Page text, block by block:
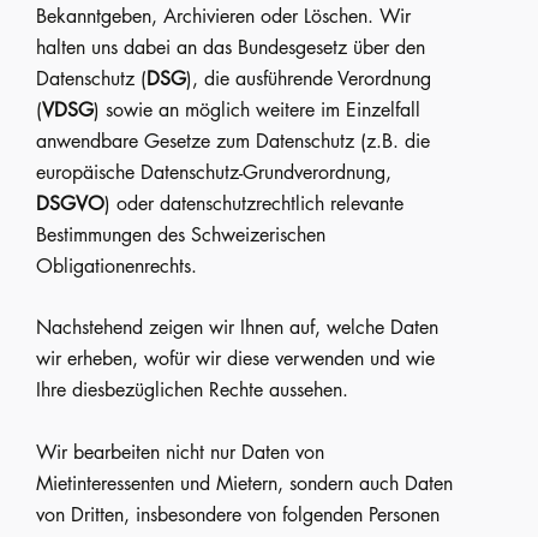
Bekanntgeben, Archivieren oder Löschen. Wir
halten uns dabei an das Bundesgesetz über den
Datenschutz (DSG), die ausführende Verordnung
(VDSG) sowie an möglich weitere im Einzelfall
anwendbare Gesetze zum Datenschutz (z.B. die
europäische Datenschutz-Grundverordnung,
DSGVO) oder datenschutzrechtlich relevante
Bestimmungen des Schweizerischen
Obligationenrechts.
Nachstehend zeigen wir Ihnen auf, welche Daten
wir erheben, wofür wir diese verwenden und wie
Ihre diesbezüglichen Rechte aussehen.
Wir bearbeiten nicht nur Daten von
Mietinteressenten und Mietern, sondern auch Daten
von Dritten, insbesondere von folgenden Personen